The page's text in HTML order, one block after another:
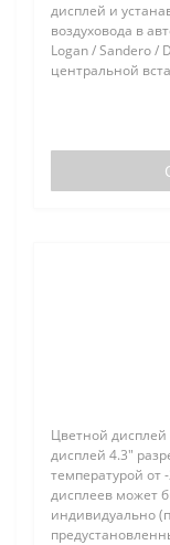
дисплей и
воздуховода в
Logan / Sandero /
центральной
Цветной дисплей
дисплей 4.3"
температурой от
дисплеев может
индивидуально